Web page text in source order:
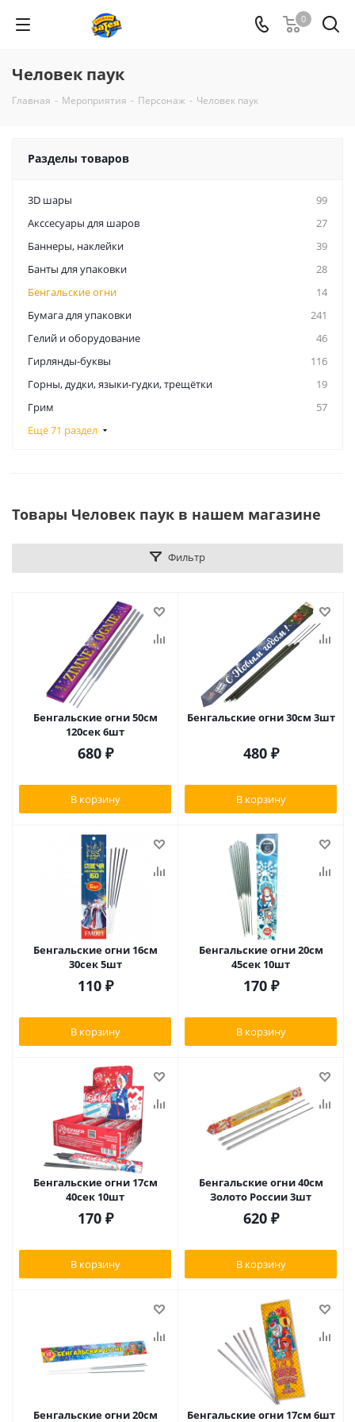
0
Человек паук
Главная - Мероприятия - Персонаж - Человек паук
Разделы товаров
3D шары
99
Акссесуары для шаров
27
Баннеры, наклейки
39
Банты для упаковки
28
Бенгальские огни
14
Бумага для упаковки
241
Гелий и оборудование
46
Гирлянды-буквы
116
Горны, дудки, языки-гудки, трещётки
19
Грим
57
Ещё 71 раздел
Товары Человек паук в нашем магазине
Фильтр
Бенгальские огни 50см
120сек 6шт
680₽
В корзину
Бенгальские огни 30см 3шт
480₽
В корзину
Бенгальские огни 16см
30сек 5шт
110₽
В корзину
Бенгальские огни 20см
45сек 10шт
170₽
В корзину
Бенгальские огни 17см
40сек 10шт
170₽
В корзину
Бенгальские огни 40см
Золото России 3шт
620₽
В корзину
Бенгальские огни 20см Бенгальские огни 17см 6шт